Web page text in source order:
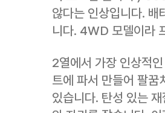
않다는 인상입니다. 배
니다. 4WD 모델이라
2열에서 가장 인상적
트에 파서 만들어 팔꿈
있습니다. 탄성 있는